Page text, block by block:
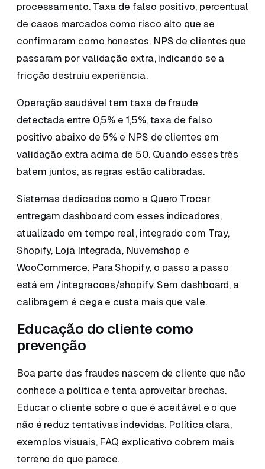
processamento. Taxa de falso positivo, percentual
de casos marcados como risco alto que se
confirmaram como honestos. NPS de clientes que
passaram por validação extra, indicando se a
fricção destruiu experiência.
Operação saudável tem taxa de fraude
detectada entre 0,5% e 1,5%, taxa de falso
positivo abaixo de 5% e NPS de clientes em
validação extra acima de 50. Quando esses três
batem juntos, as regras estão calibradas.
Sistemas dedicados como a Quero Trocar
entregam dashboard com esses indicadores,
atualizado em tempo real, integrado com Tray,
Shopify, Loja Integrada, Nuvemshop e
WooCommerce. Para Shopify, o passo a passo
está em /integracoes/shopify. Sem dashboard, a
calibragem é cega e custa mais que vale.
Educação do cliente como
prevenção
Boa parte das fraudes nascem de cliente que não
conhece a política e tenta aproveitar brechas.
Educar o cliente sobre o que é aceitável e o que
não é reduz tentativas indevidas. Política clara,
exemplos visuais, FAQ explicativo cobrem mais
terreno do que parece.